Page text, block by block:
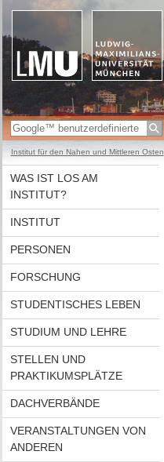
Institut für den Nahen und Mittleren Osten
WAS IST LOS AM
INSTITUT?
INSTITUT
PERSONEN
FORSCHUNG
STUDENTISCHES LEBEN
STUDIUM UND LEHRE
STELLEN UND
PRAKTIKUMSPLÄTZE
DACHVERBÄNDE
VERANSTALTUNGEN VON
ANDEREN